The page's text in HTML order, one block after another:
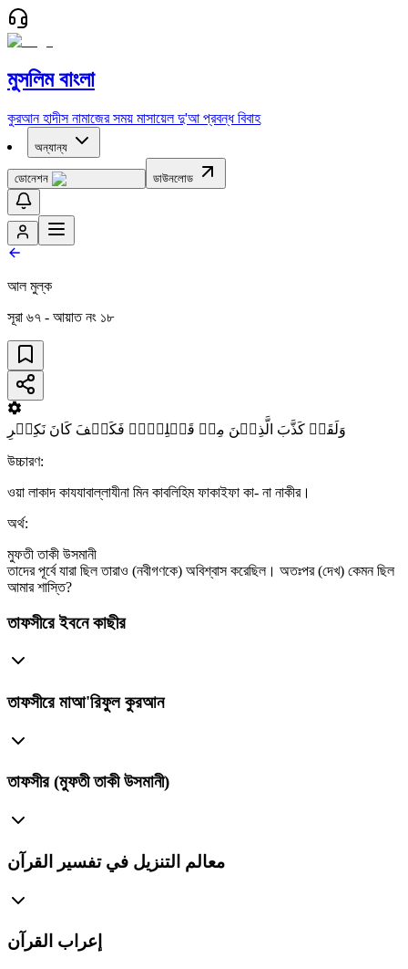
মুসলিম বাংলা
কুরআন হাদীস নামাজের সময় মাসায়েল দু'আ প্রবন্ধ বিবাহ
অন্যান্য
ডোনেশন ডাউনলোড
আল মুল্‌ক
সূরা ৬৭ - আয়াত নং ১৮
وَلَقَدۡ کَذَّبَ الَّذِیۡنَ مِنۡ قَبۡلِہِمۡ فَکَیۡفَ کَانَ نَکِیۡرِ
উচ্চারণ:
ওয়া লাকাদ কাযযাবাল্লাযীনা মিন কাবলিহিম ফাকাইফা কা- না নাকীর।
অর্থ:
মুফতী তাকী উসমানী
তাদের পূর্বে যারা ছিল তারাও (নবীগণকে) অবিশ্বাস করেছিল। অতঃপর (দেখ) কেমন ছিল
আমার শাস্তি?
তাফসীরে ইবনে কাছীর
তাফসীরে মাআ'রিফুল কুরআন
তাফসীর (মুফতী তাকী উসমানী)
معالم التنزيل في تفسير القرآن
إعراب القرآن